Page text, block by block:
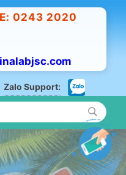
0243 2020
Zalo Support: